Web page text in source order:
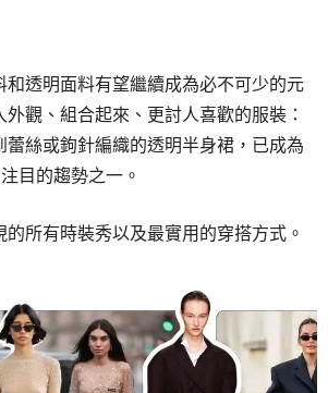
和透明面料有望繼續成為必不可少的元
觀、組合起來、更討人喜歡的服裝：
蕾絲或鉤針編織的透明半身裙，已成為
目的趨勢之一。
所有時裝秀以及最實用的穿搭方式。